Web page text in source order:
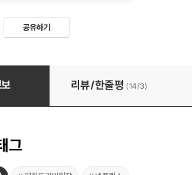
공유하기
리뷰/한줄평 (14/3)
그